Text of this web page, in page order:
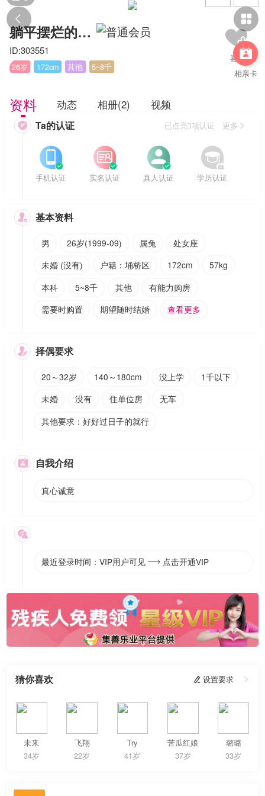
 

相亲卡
躺平摆烂的ZLF
ID:303551
26岁 172cm 其他 5~8千
资料 动态 相册(2) 视频
 Ta的认证 已点亮3项认证 更多


手机认证


实名认证


真人认证


学历认证
 基本资料
男 26岁(1999-09) 属兔
处女座
未婚 (没有)
户籍：埇桥区 172cm
57kg
本科
5~8千 其他
有能力购房
需要时购置
期望随时结婚 查看更多
 择偶要求
20～32岁 140～180cm 没上学
1千以下
未婚
没有 住单位房
无车
其他要求：好好过日子的就行
 自我介绍
真心诚意

最近登录时间：VIP用户可见  点击开通VIP
猜你喜欢  设置要求 
未来
34岁
飞翔
22岁
Try
41岁
苦瓜红娘
37岁
璐璐
33岁